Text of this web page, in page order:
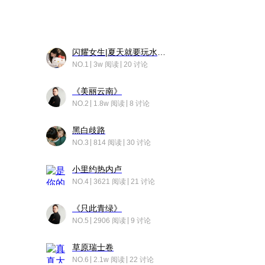
NO.1 3w 阅读 20 讨论
《美丽云南》
NO.2 1.8w 阅读 8 讨论
黑白歧路
NO.3 814 阅读 30 讨论
小里约热内卢
NO.4 3621 阅读 21 讨论
《只此青绿》
NO.5 2906 阅读 9 讨论
草原瑞士卷
NO.6 2.1w 阅读 22 讨论